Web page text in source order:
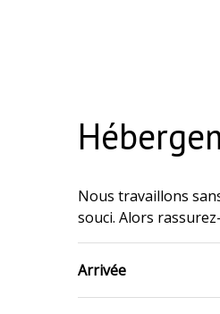
Nous travaillons
souci. Alors
Arrivée